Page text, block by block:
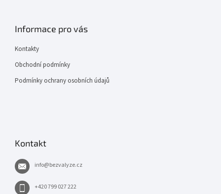
Informace pro vás
Kontakty
Obchodní podmínky
Podmínky ochrany osobních údajů
Kontakt
info@bezvalyze.cz
+420 799 027 222